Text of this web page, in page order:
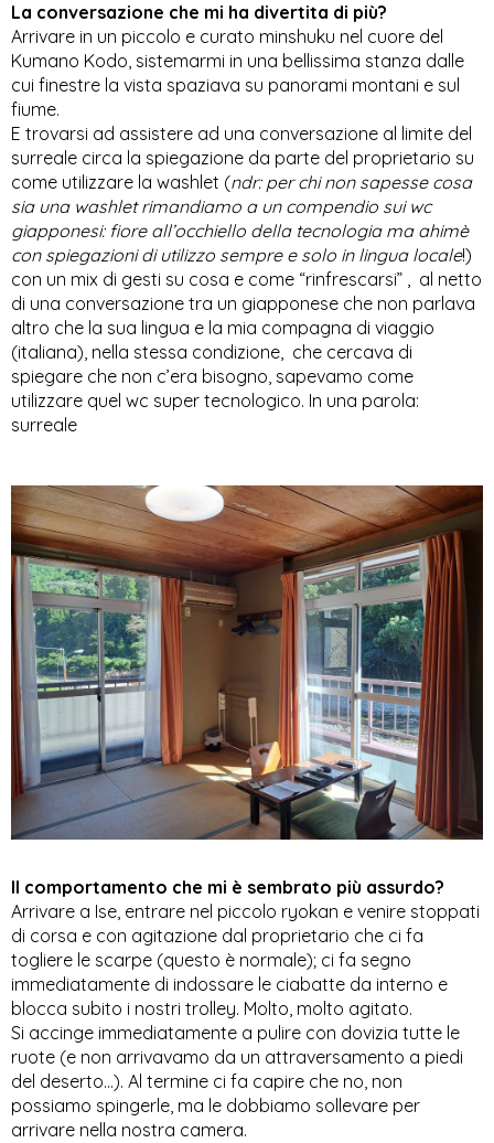
La conversazione che mi ha divertita di più?
Arrivare in un piccolo e curato minshuku nel cuore del
Kumano Kodo, sistemarmi in una bellissima stanza dalle
cui finestre la vista spaziava su panorami montani e sul
fiume.
E trovarsi ad assistere ad una conversazione al limite del
surreale circa la spiegazione da parte del proprietario su
come utilizzare la washlet (ndr: per chi non sapesse cosa
sia una washlet rimandiamo a un compendio sui wc
giapponesi: fiore all’occhiello della tecnologia ma ahimè
con spiegazioni di utilizzo sempre e solo in lingua locale!)
con un mix di gesti su cosa e come “rinfrescarsi” ,  al netto
di una conversazione tra un giapponese che non parlava
altro che la sua lingua e la mia compagna di viaggio
(italiana), nella stessa condizione,  che cercava di
spiegare che non c’era bisogno, sapevamo come
utilizzare quel wc super tecnologico. In una parola:
surreale
Il comportamento che mi è sembrato più assurdo?
Arrivare a Ise, entrare nel piccolo ryokan e venire stoppati
di corsa e con agitazione dal proprietario che ci fa
togliere le scarpe (questo è normale); ci fa segno
immediatamente di indossare le ciabatte da interno e
blocca subito i nostri trolley. Molto, molto agitato.
Si accinge immediatamente a pulire con dovizia tutte le
ruote (e non arrivavamo da un attraversamento a piedi
del deserto...). Al termine ci fa capire che no, non
possiamo spingerle, ma le dobbiamo sollevare per
arrivare nella nostra camera.